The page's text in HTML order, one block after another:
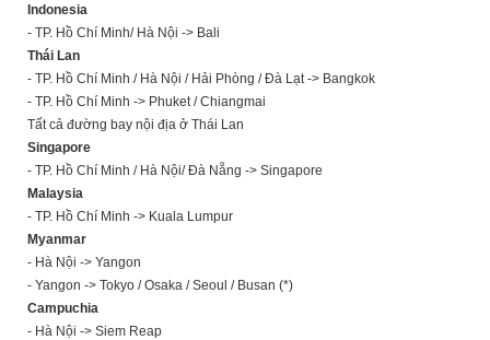
Indonesia
- TP. Hồ Chí Minh/ Hà Nội -> Bali
Thái Lan
- TP. Hồ Chí Minh / Hà Nội / Hải Phòng / Đà Lạt -> Bangkok
- TP. Hồ Chí Minh -> Phuket / Chiangmai
Tất cả đường bay nội địa ở Thái Lan
Singapore
- TP. Hồ Chí Minh / Hà Nội/ Đà Nẵng -> Singapore
Malaysia
- TP. Hồ Chí Minh -> Kuala Lumpur
Myanmar
- Hà Nội -> Yangon
- Yangon -> Tokyo / Osaka / Seoul / Busan (*)
Campuchia
- Hà Nội -> Siem Reap